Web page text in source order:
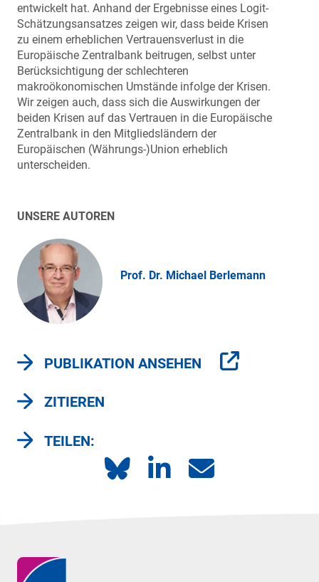
entwickelt hat. Anhand der Ergebnisse eines Logit-
Schätzungsansatzes zeigen wir, dass beide Krisen
zu einem erheblichen Vertrauensverlust in die
Europäische Zentralbank beitrugen, selbst unter
Berücksichtigung der schlechteren
makroökonomischen Umstände infolge der Krisen.
Wir zeigen auch, dass sich die Auswirkungen der
beiden Krisen auf das Vertrauen in die Europäische
Zentralbank in den Mitgliedsländern der
Europäischen (Währungs-)Union erheblich
unterscheiden.
UNSERE AUTOREN
Prof. Dr. Michael Berlemann
PUBLIKATION ANSEHEN
ZITIEREN
TEILEN: